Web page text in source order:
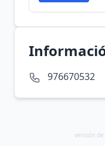
976670532
versión